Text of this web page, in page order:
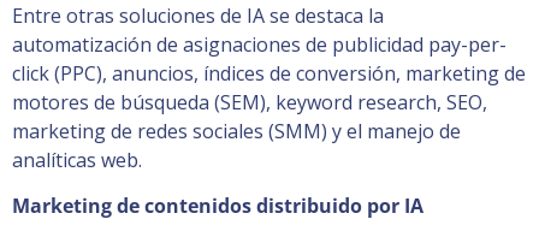
Entre otras soluciones de IA se destaca la
automatización de asignaciones de publicidad pay-per-
click (PPC), anuncios, índices de conversión, marketing de
motores de búsqueda (SEM), keyword research, SEO,
marketing de redes sociales (SMM) y el manejo de
analíticas web.
Marketing de contenidos distribuido por IA